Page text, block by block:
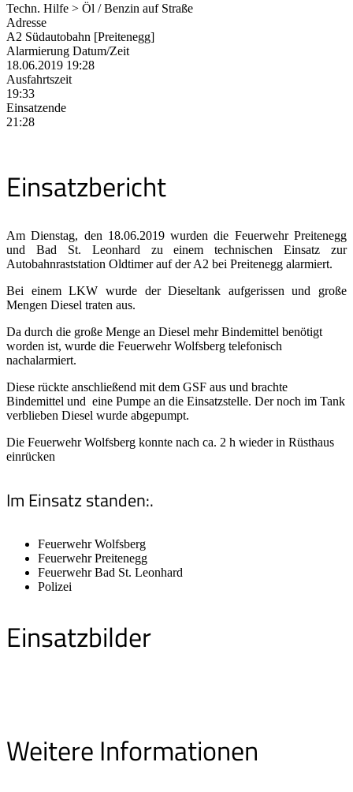
Techn. Hilfe > Öl / Benzin auf Straße
Adresse
A2 Südautobahn [Preitenegg]
Alarmierung Datum/Zeit
18.06.2019 19:28
Ausfahrtszeit
19:33
Einsatzende
21:28
Einsatzbericht
Am Dienstag, den 18.06.2019 wurden die Feuerwehr Preitenegg
und Bad St. Leonhard zu einem technischen Einsatz zur
Autobahnraststation Oldtimer auf der A2 bei Preitenegg alarmiert.
Bei einem LKW wurde der Dieseltank aufgerissen und große
Mengen Diesel traten aus.
Da durch die große Menge an Diesel mehr Bindemittel benötigt
worden ist, wurde die Feuerwehr Wolfsberg telefonisch
nachalarmiert.
Diese rückte anschließend mit dem GSF aus und brachte
Bindemittel und eine Pumpe an die Einsatzstelle. Der noch im Tank
verblieben Diesel wurde abgepumpt.
Die Feuerwehr Wolfsberg konnte nach ca. 2 h wieder in Rüsthaus
einrücken
Im Einsatz standen:.
Feuerwehr Wolfsberg
Feuerwehr Preitenegg
Feuerwehr Bad St. Leonhard
Polizei
Einsatzbilder
Weitere Informationen